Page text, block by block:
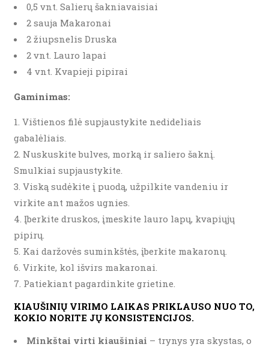
0,5 vnt. Salierų šakniavaisiai
2 sauja Makaronai
2 žiupsnelis Druska
2 vnt. Lauro lapai
4 vnt. Kvapieji pipirai
Gaminimas:
Vištienos filė supjaustykite nedideliais
gabalėliais.
Nuskuskite bulves, morką ir saliero šaknį.
Smulkiai supjaustykite.
Viską sudėkite į puodą, užpilkite vandeniu ir
virkite ant mažos ugnies.
Įberkite druskos, įmeskite lauro lapų, kvapiųjų
pipirų.
Kai daržovės suminkštės, įberkite makaronų.
Virkite, kol išvirs makaronai.
Patiekiant pagardinkite grietine.
KIAUŠINIŲ VIRIMO LAIKAS PRIKLAUSO NUO TO,
KOKIO NORITE JŲ KONSISTENCIJOS.
Minkštai virti kiaušiniai – trynys yra skystas, o